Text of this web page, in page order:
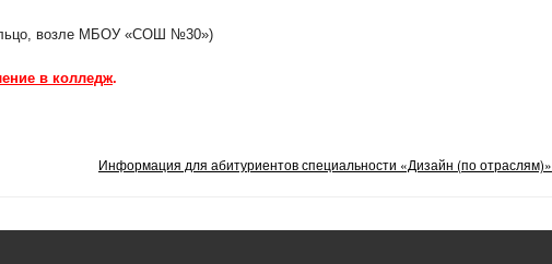
возле МБОУ «СОШ №30»)
в колледж.
Информация для абитуриентов специальности «Дизайн (по отраслям)»